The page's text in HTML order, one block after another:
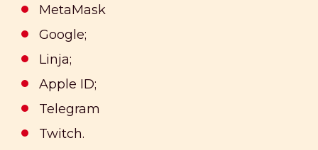
MetaMask
Google;
Linja;
Apple ID;
Telegram
Twitch.